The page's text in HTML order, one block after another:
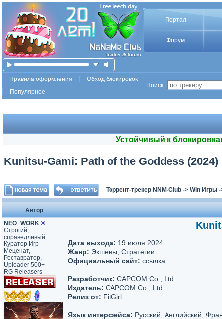
Портал
Форум
Правила оформления
Обход блокировок
Популярное
Поиск :
Устойчивый к
Kunitsu-Gami: Path of the Goddess
Торрент-трекер NNM-Club -> Win Игры
Автор
NEO_WORK ®
Строгий,
справедливый,
Куратор Игр
Меценат,
Реставратор,
Uploader 500+
RG Releasers
Дата выхода: 19 июля 2024
Жанр: Экшены, Стратегии
Официальный сайт: ссылка
Разработчик: CAPCOM Co., Ltd.
Издатель: CAPCOM Co., Ltd.
Релиз от: FitGirl
Язык интерфейса: Русский, Английский,